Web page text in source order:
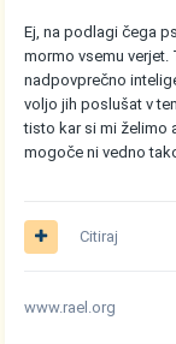
Ej, na podlagi čega
mormo vsemu
nadpovprečno
voljo jih poslušat v
tisto kar si mi želimo
mogoče ni vedno
Citiraj
www.rael.org